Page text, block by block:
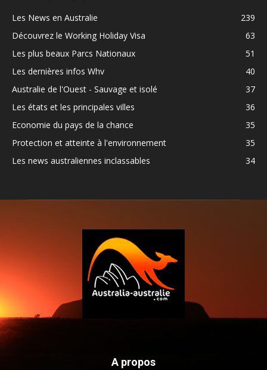
Les News en Australie
239
Découvrez le Working Holiday Visa
63
Les plus beaux Parcs Nationaux
51
Les dernières infos Whv
40
Australie de l'Ouest - Sauvage et isolé
37
Les états et les principales villes
36
Economie du pays de la chance
35
Protection et atteinte à l'environnement
35
Les news australiennes inclassables
34
A propos